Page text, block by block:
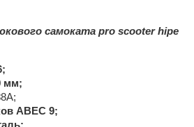
самоката pro scooter hipe
мм;
ABEC 9;